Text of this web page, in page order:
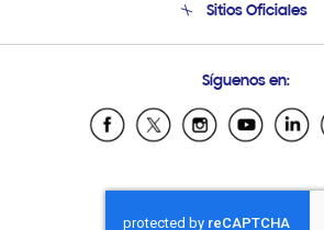
Condiciones de Compra
Soporte vía eMail
Sitios Oficiales
Samsung Ecuador
Samsung El Salvador
Samsung Honduras
Síguenos en: